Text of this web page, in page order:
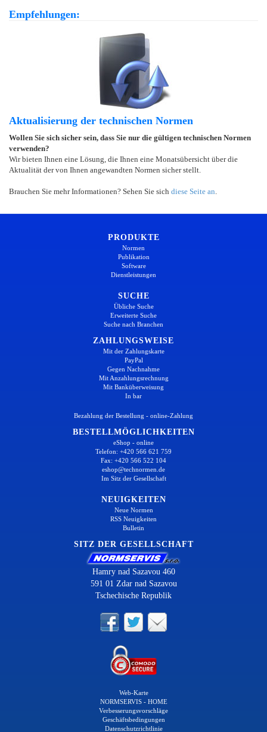
Empfehlungen:
Aktualisierung der technischen Normen
Wollen Sie sich sicher sein, dass Sie nur die gültigen technischen Normen
verwenden?
Wir bieten Ihnen eine Lösung, die Ihnen eine Monatsübersicht über die
Aktualität der von Ihnen angewandten Normen sicher stellt.
Brauchen Sie mehr Informationen? Sehen Sie sich diese Seite an
PRODUKTE
Normen
Publikation
Software
Dienstleistungen
SUCHE
Übliche Suche
Erweiterte Suche
Suche nach Branchen
ZAHLUNGSWEISE
Mit der Zahlungskarte
PayPal
Gegen Nachnahme
Mit Anzahlungsrechnung
Mit Banküberweisung
In bar
Bezahlung der Bestellung - online-Zahlung
BESTELLMÖGLICHKEITEN
eShop - online
Telefon: +420 566 621 759
Fax: +420 566 522 104
eshop@technormen.de
Im Sitz der Gesellschaft
NEUIGKEITEN
Neue Normen
RSS Neuigkeiten
Bulletin
SITZ DER GESELLSCHAFT
Hamry nad Sazavou 460
591 01 Zdar nad Sazavou
Tschechische Republik
Web-Karte
NORMSERVIS - HOME
Verbesserungsvorschläge
Geschäftsbedingungen
Datenschutzrichtlinie